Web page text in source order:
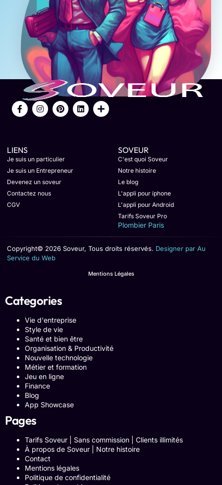
LIENS
Je suis un particulier
Je suis un Entrepreneur
Devenez un soveur
Contactez nous
CGV
SOVEUR
C'est quoi Soveur
Notre histoire
Le blog
L'appli pour iphone
L'appli pour Android
Tarifs Soveur Pro
Plombier Paris
Copyright© 2026 Soveur, Tous droits réservés. Designer par Au
Service du Web
Mentions Légales
Categories
Vie d'entreprise
Style de vie
Santé et bien être
Organisation & Productivité
Nouvelle technologie
Métier et formation
Jeu en ligne
Finance
Blog
App Showcase
Pages
Tarifs Soveur | Sans commission | Clients illimités
À propos de Soveur | Notre histoire
Contact
Mentions légales
Politique de confidentialité